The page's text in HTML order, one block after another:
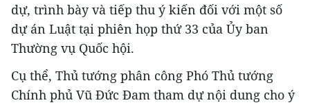
dự, trình bày và tiếp thu ý kiến đối với một số
dự án Luật tại phiên họp thứ 33 của Ủy ban
Thường vụ Quốc hội.
Cụ thể, Thủ tướng phân công Phó Thủ tướng
Chính phủ Vũ Đức Đam tham dự nội dung cho ý